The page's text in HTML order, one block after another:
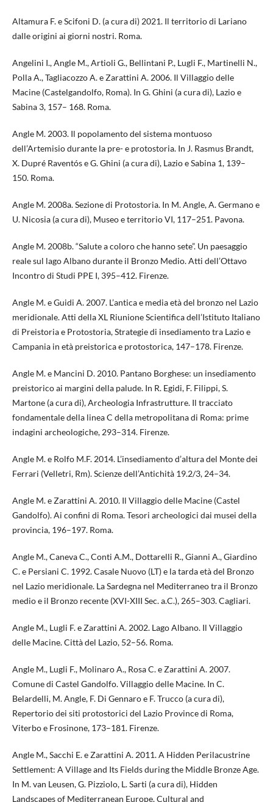
Altamura F. e Scifoni D. (a cura di) 2021. Il territorio di Lariano
dalle origini ai giorni nostri. Roma.
Angelini I., Angle M., Artioli G., Bellintani P., Lugli F., Martinelli N.,
Polla A., Tagliacozzo A. e Zarattini A. 2006. Il Villaggio delle
Macine (Castelgandolfo, Roma). In G. Ghini (a cura di), Lazio e
Sabina 3, 157– 168. Roma.
Angle M. 2003. Il popolamento del sistema montuoso
dell’Artemisio durante la pre- e protostoria. In J. Rasmus Brandt,
X. Dupré Raventós e G. Ghini (a cura di), Lazio e Sabina 1, 139–
150. Roma.
Angle M. 2008a. Sezione di Protostoria. In M. Angle, A. Germano e
U. Nicosia (a cura di), Museo e territorio VI, 117–251. Pavona.
Angle M. 2008b. “Salute a coloro che hanno sete”. Un paesaggio
reale sul lago Albano durante il Bronzo Medio. Atti dell’Ottavo
Incontro di Studi PPE I, 395–412. Firenze.
Angle M. e Guidi A. 2007. L’antica e media età del bronzo nel Lazio
meridionale. Atti della XL Riunione Scientifica dell’Istituto Italiano
di Preistoria e Protostoria, Strategie di insediamento tra Lazio e
Campania in età preistorica e protostorica, 147–178. Firenze.
Angle M. e Mancini D. 2010. Pantano Borghese: un insediamento
preistorico ai margini della palude. In R. Egidi, F. Filippi, S.
Martone (a cura di), Archeologia Infrastrutture. Il tracciato
fondamentale della linea C della metropolitana di Roma: prime
indagini archeologiche, 293–314. Firenze.
Angle M. e Rolfo M.F. 2014. L’insediamento d’altura del Monte dei
Ferrari (Velletri, Rm). Scienze dell’Antichità 19.2/3, 24–34.
Angle M. e Zarattini A. 2010. Il Villaggio delle Macine (Castel
Gandolfo). Ai confini di Roma. Tesori archeologici dai musei della
provincia, 196–197. Roma.
Angle M., Caneva C., Conti A.M., Dottarelli R., Gianni A., Giardino
C. e Persiani C. 1992. Casale Nuovo (LT) e la tarda età del Bronzo
nel Lazio meridionale. La Sardegna nel Mediterraneo tra il Bronzo
medio e il Bronzo recente (XVI-XIII Sec. a.C.), 265–303. Cagliari.
Angle M., Lugli F. e Zarattini A. 2002. Lago Albano. Il Villaggio
delle Macine. Città del Lazio, 52–56. Roma.
Angle M., Lugli F., Molinaro A., Rosa C. e Zarattini A. 2007.
Comune di Castel Gandolfo. Villaggio delle Macine. In C.
Belardelli, M. Angle, F. Di Gennaro e F. Trucco (a cura di),
Repertorio dei siti protostorici del Lazio Province di Roma,
Viterbo e Frosinone, 173–181. Firenze.
Angle M., Sacchi E. e Zarattini A. 2011. A Hidden Perilacustrine
Settlement: A Village and Its Fields during the Middle Bronze Age.
In M. van Leusen, G. Pizziolo, L. Sarti (a cura di), Hidden
Landscapes of Mediterranean Europe. Cultural and